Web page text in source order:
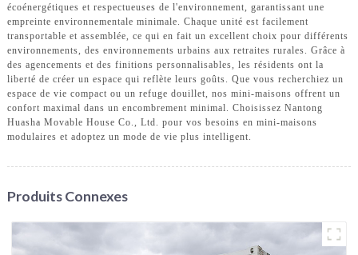
écoénergétiques et respectueuses de l'environnement, garantissant une
empreinte environnementale minimale. Chaque unité est facilement
transportable et assemblée, ce qui en fait un excellent choix pour différents
environnements, des environnements urbains aux retraites rurales. Grâce à
des agencements et des finitions personnalisables, les résidents ont la
liberté de créer un espace qui reflète leurs goûts. Que vous recherchiez un
espace de vie compact ou un refuge douillet, nos mini-maisons offrent un
confort maximal dans un encombrement minimal. Choisissez Nantong
Huasha Movable House Co., Ltd. pour vos besoins en mini-maisons
modulaires et adoptez un mode de vie plus intelligent.
Produits Connexes